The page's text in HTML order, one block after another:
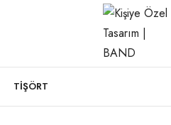
TIŞÖRT